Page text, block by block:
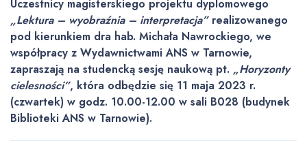
Uczestnicy magisterskiego projektu dyplomowego
„Lektura – wyobraźnia – interpretacja”realizowanego
pod kierunkiem dra hab. Michała Nawrockiego, we
współpracy z Wydawnictwami ANS w Tarnowie,
zapraszają na studencką sesję naukową pt. „Horyzonty
cielesności”, która odbędzie się 11 maja 2023 r.
(czwartek) w godz. 10.00-12.00 w sali B028 (budynek
Biblioteki ANS w Tarnowie).